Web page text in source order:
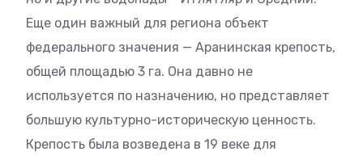
Еще один важный для региона объект
федерального значения — Аранинская крепость,
общей площадью 3 га. Она давно не
используется по назначению, но представляет
большую культурно-историческую ценность.
Крепость была возведена в 19 веке для